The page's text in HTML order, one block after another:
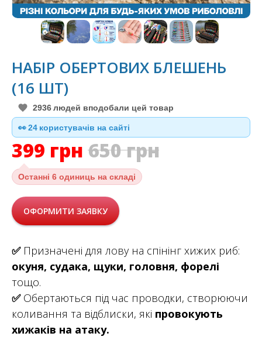
НАБІР ОБЕРТОВИХ БЛЕШЕНЬ
(16 ШТ)
2936 людей вподобали цей товар
👀23 користувачів на сайті
399 грн 650грн
Останні 6 одиниць на складі
ОФОРМИТИ ЗАЯВКУ
✅Призначені для лову на спінінг хижих риб:
окуня, судака, щуки, головня, форелі
тощо.
✅Обертаються під час проводки, створюючи
коливання та відблиски, які провокують
хижаків на атаку.